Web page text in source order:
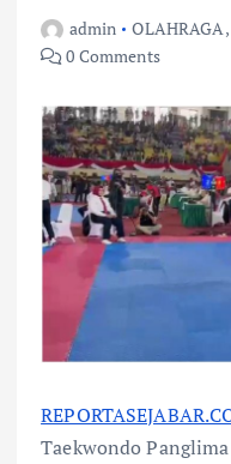
admin OLAHRAGA,
0 Comments
Taekwondo